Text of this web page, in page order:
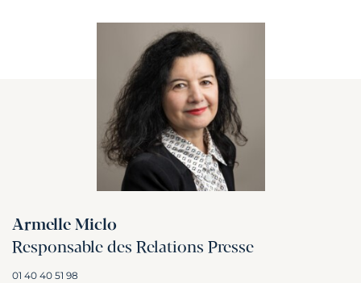
Armelle Miclo
Responsable des Relations Presse
01 40 40 51 98